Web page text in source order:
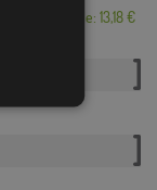
Desde: 13,18 €